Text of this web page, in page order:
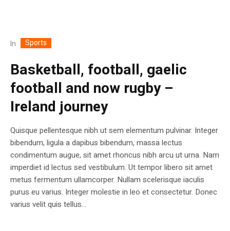
In Sports
Basketball, football, gaelic
football and now rugby –
Ireland journey
Quisque pellentesque nibh ut sem elementum pulvinar. Integer
bibendum, ligula a dapibus bibendum, massa lectus
condimentum augue, sit amet rhoncus nibh arcu ut urna. Nam
imperdiet id lectus sed vestibulum. Ut tempor libero sit amet
metus fermentum ullamcorper. Nullam scelerisque iaculis
purus eu varius. Integer molestie in leo et consectetur. Donec
varius velit quis tellus...